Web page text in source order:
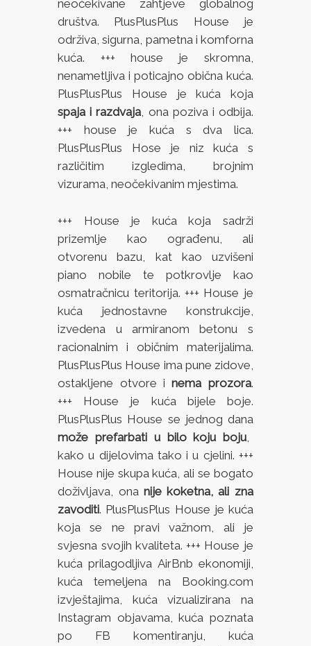
neočekivane zahtjeve globalnog
društva. PlusPlusPlus House je
održiva, sigurna, pametna i komforna
kuća. +++ house je skromna,
nenametljiva i poticajno obična kuća.
PlusPlusPlus House je kuća koja
spaja i razdvaja, ona poziva i odbija.
+++ house je kuća s dva lica.
PlusPlusPlus Hose je niz kuća s
različitim izgledima, brojnim
vizurama, neočekivanim mjestima.
+++ House je kuća koja sadrži
prizemlje kao ograđenu, ali
otvorenu bazu, kat kao uzvišeni
piano nobile te potkrovlje kao
osmatračnicu teritorija. +++ House je
kuća jednostavne konstrukcije,
izvedena u armiranom betonu s
racionalnim i običnim materijalima.
PlusPlusPlus House ima pune zidove,
ostakljene otvore inema prozora.
+++ House je kuća bijele boje.
PlusPlusPlus House se jednog dana
može prefarbati u bilo koju boju,
kako u dijelovima tako i u cjelini. +++
House nije skupa kuća, ali se bogato
doživljava, ona nije koketna, ali zna
zavoditi. PlusPlusPlus House je kuća
koja se ne pravi važnom, ali je
svjesna svojih kvaliteta. +++ House je
kuća prilagodljiva AirBnb ekonomiji,
kuća temeljena na Booking.com
izvještajima, kuća vizualizirana na
Instagram objavama, kuća poznata
po FB komentiranju, kuća